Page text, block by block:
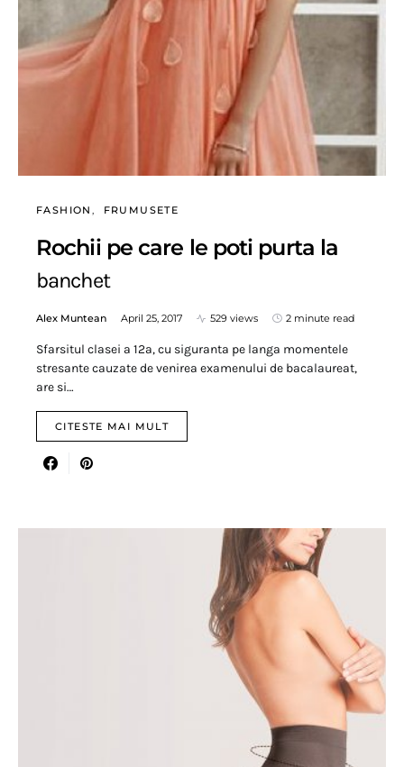
FASHION FRUMUSETE
Rochii pe care le poti purta la
banchet
Alex Muntean April 25, 2017 529 views 2 minute read
Sfarsitul clasei a 12a, cu siguranta pe langa momentele
stresante cauzate de venirea examenului de bacalaureat,
are si…
CITESTE MAI MULT